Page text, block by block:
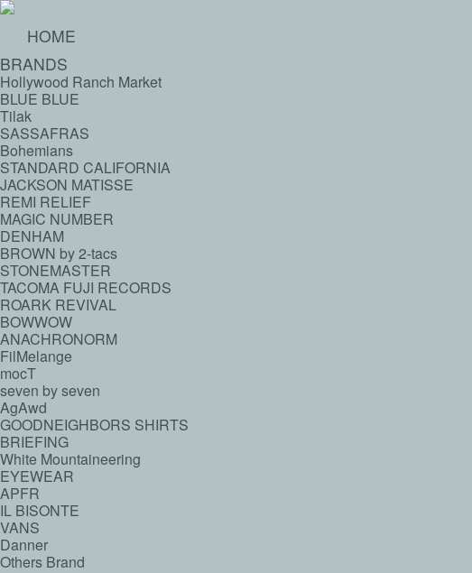
HOME
BRANDS
Hollywood Ranch Market
BLUE BLUE
Tilak
SASSAFRAS
Bohemians
STANDARD CALIFORNIA
JACKSON MATISSE
REMI RELIEF
MAGIC NUMBER
DENHAM
BROWN by 2-tacs
STONEMASTER
TACOMA FUJI RECORDS
ROARK REVIVAL
BOWWOW
ANACHRONORM
FilMelange
mocT
seven by seven
AgAwd
GOODNEIGHBORS SHIRTS
BRIEFING
White Mountaineering
EYEWEAR
APFR
IL BISONTE
VANS
Danner
Others Brand